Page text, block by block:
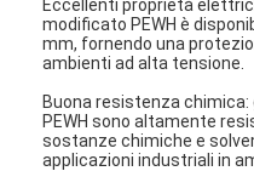
Eccellenti proprietà
modificato PEWH è
mm, fornendo una
ambienti ad alta tensione.
Buona resistenza
PEWH sono altamente
sostanze chimiche e
applicazioni industriali in